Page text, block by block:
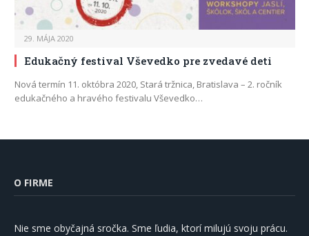
29. MÁJA 2020
Edukačný festival Vševedko pre zvedavé deti
Nová termín 11. októbra 2020, Stará tržnica, Bratislava – 2. ročník
edukačného a hravého festivalu Vševedko…
O FIRME
Nie sme obyčajná sročka. Sme ľudia, ktorí milujú svoju prácu.